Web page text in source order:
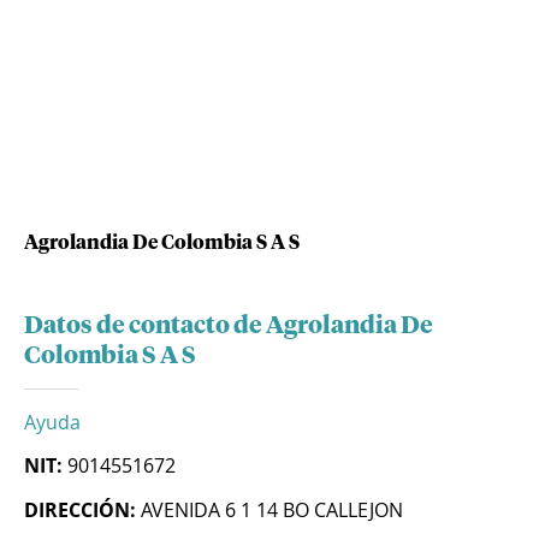
Agrolandia De Colombia S A S
Datos de contacto de Agrolandia De
Colombia S A S
Ayuda
NIT: 9014551672
DIRECCIÓN: AVENIDA 6 1 14 BO CALLEJON